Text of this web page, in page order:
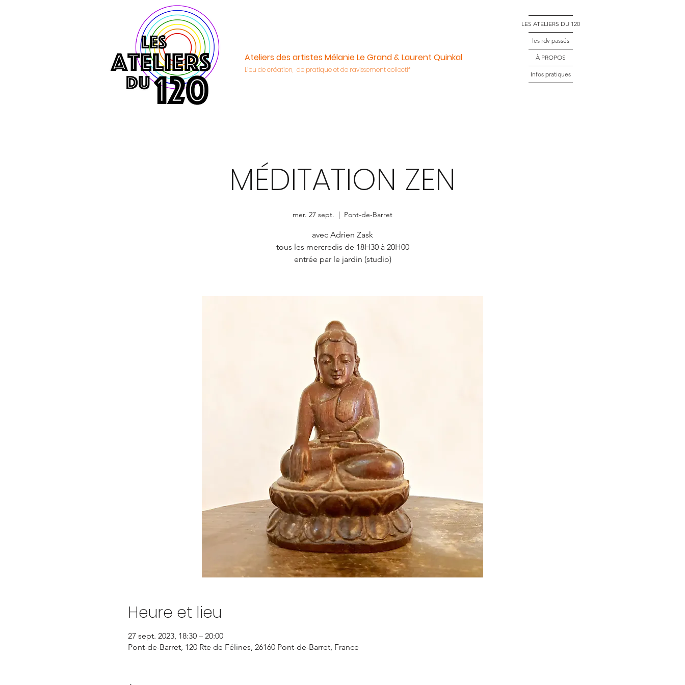
Ateliers des artistes Mélanie Le Grand & Laurent Quinkal
Lieu de création, de pratique et de ravissement collectif
LES ATELIERS DU 120
les rdv passés
À PROPOS
Infos pratiques
MÉDITATION ZEN
mer. 27 sept.
  |
Pont-de-Barret
avec Adrien Zask
tous les mercredis de 18H30 à 20H00
entrée par le jardin (studio)
Heure et lieu
27 sept. 2023, 18:30 – 20:00
Pont-de-Barret, 120 Rte de Félines, 26160 Pont-de-Barret, France